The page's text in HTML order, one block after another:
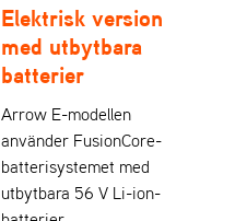
Elektrisk version
med utbytbara
batterier
Arrow E-modellen
använder FusionCore-
batterisystemet med
utbytbara 56 V Li-ion-